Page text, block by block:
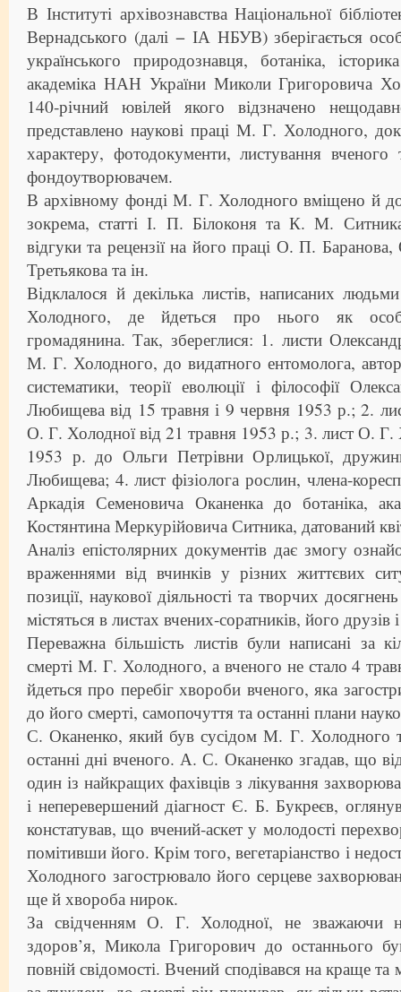
В Інституті архівознавства Національної
Вернадського (далі − ІА НБУВ) зберігається
українського природознавця, ботаніка,
академіка НАН України Миколи Григоровича
140-річний ювілей якого відзначено
представлено наукові праці М. Г. Холодного,
характеру, фотодокументи, листування вченого
фондоутворювачем.
В архівному фонді М. Г. Холодного вміщено й
зокрема, статті І. П. Білоконя та К. М.
відгуки та рецензії на його праці О. П.
Третьякова та ін.
Відклалося й декілька листів, написаних
Холодного, де йдеться про нього як
громадянина. Так, збереглися: 1. листи
М. Г. Холодного, до видатного ентомолога,
систематики, теорії еволюції і філософії
Любищева від 15 травня і 9 червня 1953 р.; 2.
О. Г. Холодної від 21 травня 1953 р.; 3. лист О. Г.
1953 р. до Ольги Петрівни Орлицької,
Любищева; 4. лист фізіолога рослин, члена-
Аркадія Семеновича Оканенка до ботаніка,
Костянтина Меркурійовича Ситника, датований
Аналіз епістолярних документів дає змогу
враженнями від вчинків у різних життєвих
позиції, наукової діяльності та творчих
містяться в листах вчених-соратників, його друзів
Переважна більшість листів були написані за
смерті М. Г. Холодного, а вченого не стало 4
йдеться про перебіг хвороби вченого, яка
до його смерті, самопочуття та останні плани
С. Оканенко, який був сусідом М. Г. Холодного
останні дні вченого. А. С. Оканенко згадав, що
один із найкращих фахівців з лікування
і неперевершений діагност Є. Б. Букреєв,
констатував, що вчений-аскет у молодості
помітивши його. Крім того, вегетаріанство і
Холодного загострювало його серцеве
ще й хвороба нирок.
За свідченням О. Г. Холодної, не зважаючи
здоров’я, Микола Григорович до останнього
повній свідомості. Вчений сподівався на краще